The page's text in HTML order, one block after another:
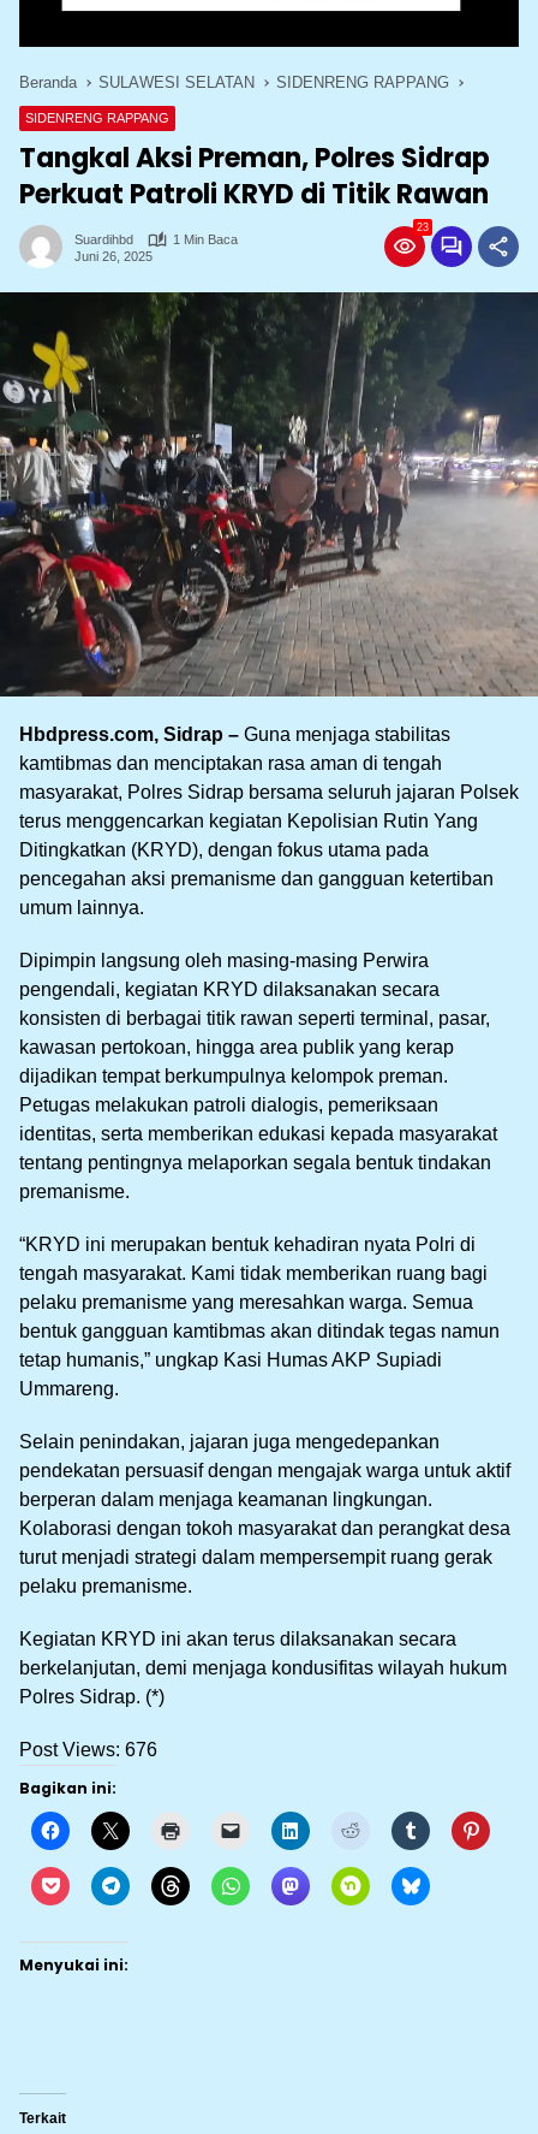
Beranda SULAWESI SELATAN SIDENRENG RAPPANG
SIDENRENG RAPPANG
Tangkal Aksi Preman, Polres Sidrap
Perkuat Patroli KRYD di Titik Rawan
Suardihbd
1 Min Baca
Juni 26, 2025
23
Hbdpress.com, Sidrap – Guna menjaga stabilitas
kamtibmas dan menciptakan rasa aman di tengah
masyarakat, Polres Sidrap bersama seluruh jajaran Polsek
terus menggencarkan kegiatan Kepolisian Rutin Yang
Ditingkatkan (KRYD), dengan fokus utama pada
pencegahan aksi premanisme dan gangguan ketertiban
umum lainnya.
Dipimpin langsung oleh masing-masing Perwira
pengendali, kegiatan KRYD dilaksanakan secara
konsisten di berbagai titik rawan seperti terminal, pasar,
kawasan pertokoan, hingga area publik yang kerap
dijadikan tempat berkumpulnya kelompok preman.
Petugas melakukan patroli dialogis, pemeriksaan
identitas, serta memberikan edukasi kepada masyarakat
tentang pentingnya melaporkan segala bentuk tindakan
premanisme.
“KRYD ini merupakan bentuk kehadiran nyata Polri di
tengah masyarakat. Kami tidak memberikan ruang bagi
pelaku premanisme yang meresahkan warga. Semua
bentuk gangguan kamtibmas akan ditindak tegas namun
tetap humanis,” ungkap Kasi Humas AKP Supiadi
Ummareng.
Selain penindakan, jajaran juga mengedepankan
pendekatan persuasif dengan mengajak warga untuk aktif
berperan dalam menjaga keamanan lingkungan.
Kolaborasi dengan tokoh masyarakat dan perangkat desa
turut menjadi strategi dalam mempersempit ruang gerak
pelaku premanisme.
Kegiatan KRYD ini akan terus dilaksanakan secara
berkelanjutan, demi menjaga kondusifitas wilayah hukum
Polres Sidrap. (*)
Post Views: 676
Bagikan ini:
Menyukai ini:
Terkait